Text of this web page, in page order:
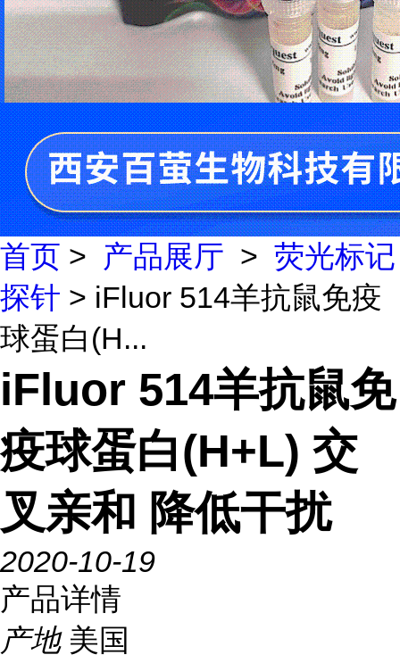
首页 > 产品展厅 > 荧光标记
探针 > iFluor 514羊抗鼠免疫
球蛋白(H...
iFluor 514羊抗鼠免
疫球蛋白(H+L) 交
叉亲和 降低干扰
2020-10-19
产品详情
产地 美国